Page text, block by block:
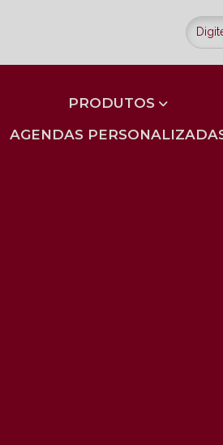
PRODUTOS
AGENDAS